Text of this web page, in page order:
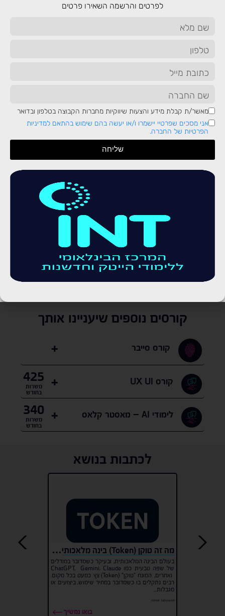
9
10
11
Scaling Apps and Services
Monitoring and Logging
שיחה ללא עלות עם יועץ לימודים
קורסים נוספים שיעניינו אותך
קורס סייבר
קורס UX UI 425
משרות
בחודש
לימודי AI – מאסטר קלאס 340
משרות
בחודש
לכתבות בנושא
מה זה טוקן (Token) בינה מלאכותית ולמה הוא משמש?
בעולם הבינה המלאכותית, ובעיקר כשמדובר במודלים
של שפה טבעית כמו ChatGPT, Gemini, Claude
ואחרים, המונח "טוקן" (Token) צץ כמעט בכל מקום.
רבים נתקלים בו כשמדובר במחיר שימוש, ביצועים או
מגבלות...
#fullstack #פיתוח
בואו נמשיך
לפרטים והרשמה השאירו פרטים
מאשר/ת קבלת מידע והצעות שיווקיות מחברות הקבוצה בטלפון ובדואר
אני מסכים שפרטיי יישמרו ו/או יעשה בהם שימוש בהתאם למדיניות
הפרטיות של החברה.
שליחה